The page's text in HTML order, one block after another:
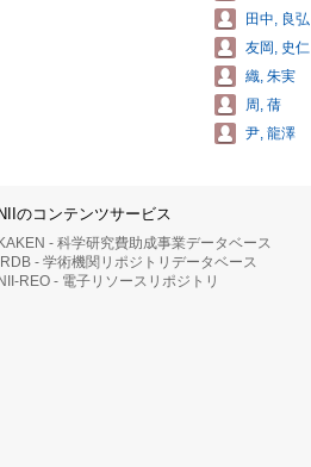
田中, 良弘
友岡, 史仁
織, 朱実
周, 蒨
尹, 龍澤
NIIのコンテンツサービス
KAKEN - 科学研究費助成事業データベース
IRDB - 学術機関リポジトリデータベース
NII-REO - 電子リソースリポジトリ